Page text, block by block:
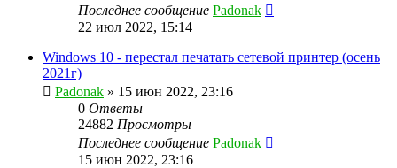
Последнее сообщение Padonak
22 июл 2022, 15:14
Windows 10 - перестал печатать сетевой принтер (осень
2021г)
Padonak » 15 июн 2022, 23:16
0 Ответы
24882 Просмотры
Последнее сообщение Padonak
15 июн 2022, 23:16